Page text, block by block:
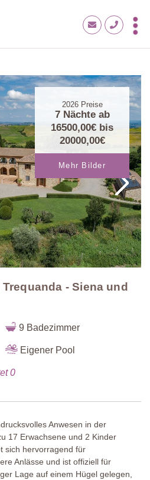
2026Preise
7 Nächte ab
16500,00€ bis
20000,00€
Mehr Bilder
- Siena und
9 Badezimmer
Eigener Pool
0
Anwesen in der
17 Erwachsene und 2 Kinder
sich hervorragend für
Anlässe und ist offiziell für
Lage auf einem Hügel gelegen,